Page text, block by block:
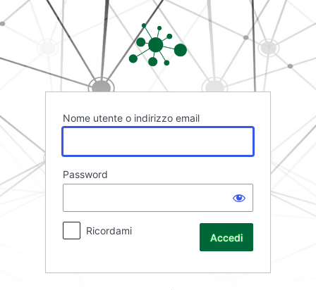
Accedi
Rete FAD
Nome utente o indirizzo email
Password
Ricordami